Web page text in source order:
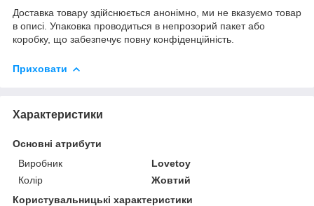
Доставка товару здійснюється анонімно, ми не вказуємо товар
в описі. Упаковка проводиться в непрозорий пакет або
коробку, що забезпечує повну конфіденційність.
Приховати
Характеристики
Основні атрибути
Виробник
Lovetoy
Колір
Жовтий
Користувальницькі характеристики